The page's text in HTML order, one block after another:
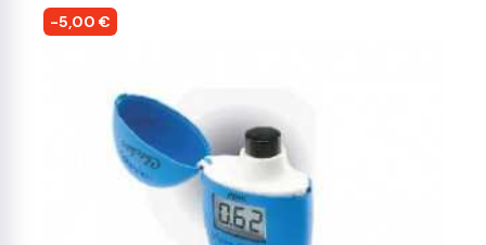
-5,00 €